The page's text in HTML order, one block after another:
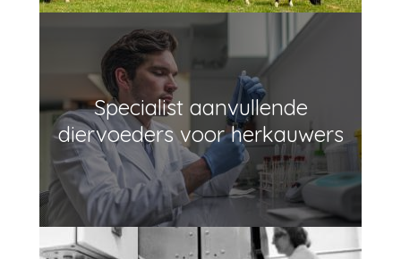
Specialist aanvullende
diervoeders voor herkauwers